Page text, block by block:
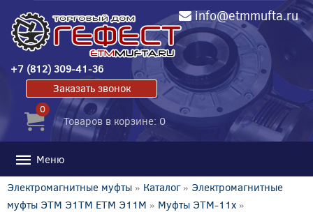
info@etmmufta.ru
+7 (812) 309-41-36
Заказать звонок
0
Товаров в корзине: 0
Меню
Электромагнитные муфты » Каталог» Электромагнитные
муфты ЭТМ Э1ТМ ETM Э11М » Муфты ЭТМ-11x »